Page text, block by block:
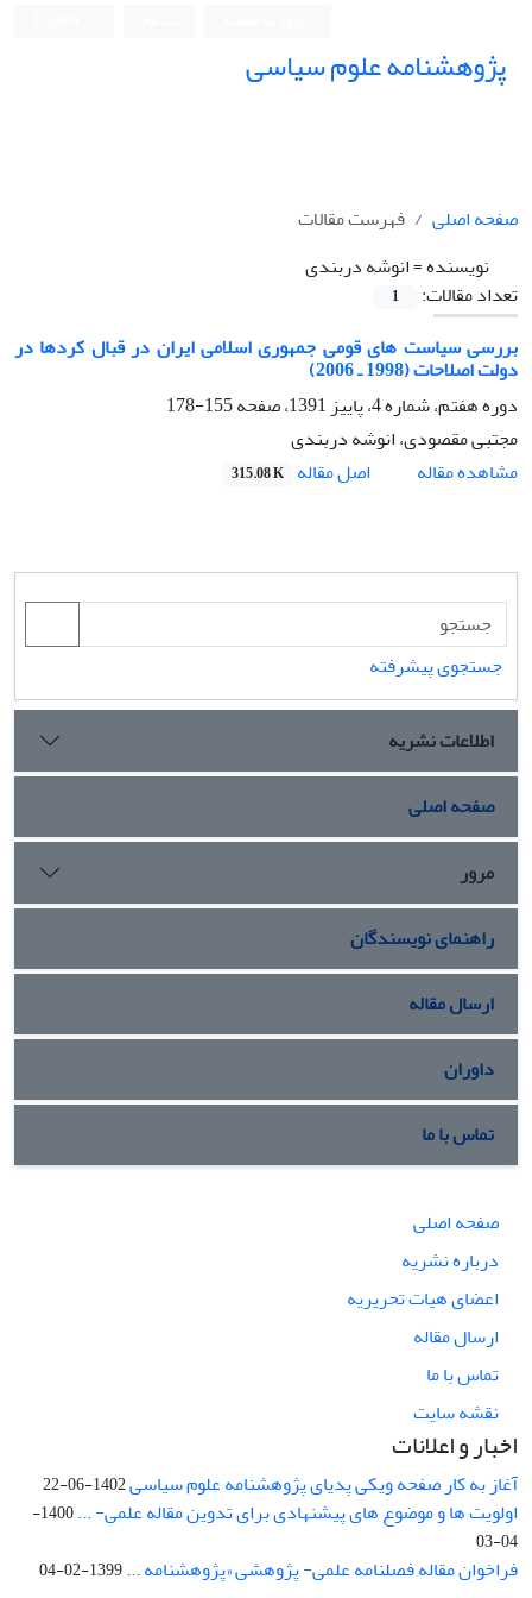
پژوهشنامه علوم سیاسی
صفحه اصلی
فهرست مقالات
نویسنده =انوشه دربندی
تعداد مقالات:
1
بررسی سیاست های قومی جمهوری اسلامی ایران در قبال کردها در
دولت اصلاحات (1998 ـ 2006)
دوره هفتم، شماره 4، پاییز 1391، صفحه
155-178
مجتبی مقصودی، انوشه دربندی
مشاهده مقاله
اصل مقاله 315.08 K
جستجوی پیشرفته
اطلاعات نشریه
صفحه اصلی
مرور
راهنمای نویسندگان
ارسال مقاله
داوران
تماس با ما
صفحه اصلی
درباره نشریه
اعضای هیات تحریریه
ارسال مقاله
تماس با ما
نقشه سایت
اخبار و اعلانات
آغاز به کار صفحه ویکی پدیای پژوهشنامه علوم سیاسی1402-06-22
اولویت ها و موضوع های پیشنهادی برای تدوین مقاله علمی- ...
1400-
04-03
فراخوان مقاله فصلنامه علمی- پژوهشی «پژوهشنامه ...1399-02-04